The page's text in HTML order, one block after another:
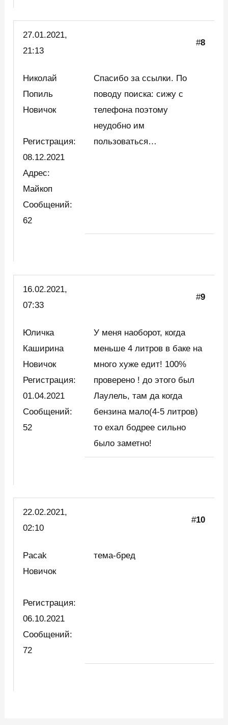
27.01.2021,
21:13
#8
Николай
Попиль
Новичок
Регистрация:
08.12.2021
Адрес:
Майкоп
Сообщений:
62
Спасибо за ссылки. По
поводу поиска: сижу с
телефона поэтому
неудобно им
пользоваться…
16.02.2021,
07:33
#9
Юличка
Каширина
Новичок
Регистрация:
01.04.2021
Сообщений:
52
У меня наоборот, когда
меньше 4 литров в баке на
много хуже едит! 100%
проверено ! до этого был
Лаулель, там да когда
бензина мало(4-5 литров)
то ехал бодрее сильно
было заметно!
22.02.2021,
02:10
#10
Pacak
Новичок
Регистрация:
06.10.2021
Сообщений:
72
тема-бред